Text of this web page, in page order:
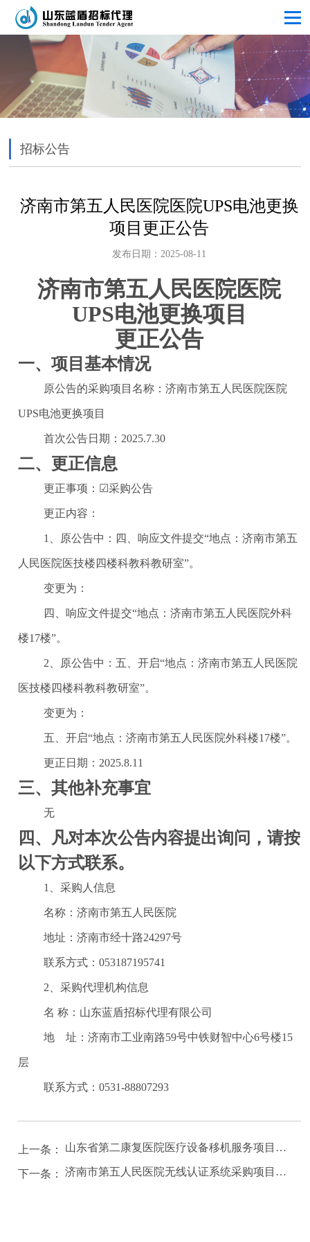
招标公告
济南市第五人民医院医院UPS电池更换
项目更正公告
发布日期：2025-08-11
济南市第五人民医院医院
UPS电池更换项目
更正公告
一、项目基本情况
原公告的采购项目名称：济南市第五人民医院医院
UPS电池更换项目
首次公告日期：2025.7.30
二、更正信息
更正事项：☑采购公告
更正内容：
1、原公告中：四、响应文件提交“地点：济南市第五
人民医院医技楼四楼科教科教研室”。
变更为：
四、响应文件提交“地点：济南市第五人民医院外科
楼17楼”。
2、原公告中：五、开启“地点：济南市第五人民医院
医技楼四楼科教科教研室”。
变更为：
五、开启“地点：济南市第五人民医院外科楼17楼”。
更正日期：2025.8.11
三、其他补充事宜
无
四、凡对本次公告内容提出询问，请按
以下方式联系。
1、采购人信息
名称：济南市第五人民医院
地址：济南市经十路24297号
联系方式：053187195741
2、采购代理机构信息
名 称：山东蓝盾招标代理有限公司
地 址：济南市工业南路59号中铁财智中心6号楼15
层
联系方式：0531-88807293
上一条： 山东省第二康复医院医疗设备移机服务项目竞争性磋商公告
下一条： 济南市第五人民医院无线认证系统采购项目更正公告